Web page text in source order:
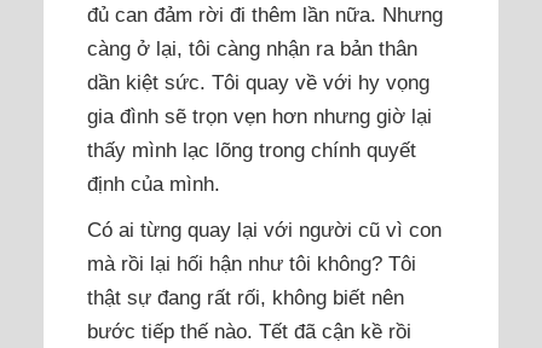
đủ can đảm rời đi thêm lần nữa. Nhưng
càng ở lại, tôi càng nhận ra bản thân
dần kiệt sức. Tôi quay về với hy vọng
gia đình sẽ trọn vẹn hơn nhưng giờ lại
thấy mình lạc lõng trong chính quyết
định của mình.
Có ai từng quay lại với người cũ vì con
mà rồi lại hối hận như tôi không? Tôi
thật sự đang rất rối, không biết nên
bước tiếp thế nào. Tết đã cận kề rồi